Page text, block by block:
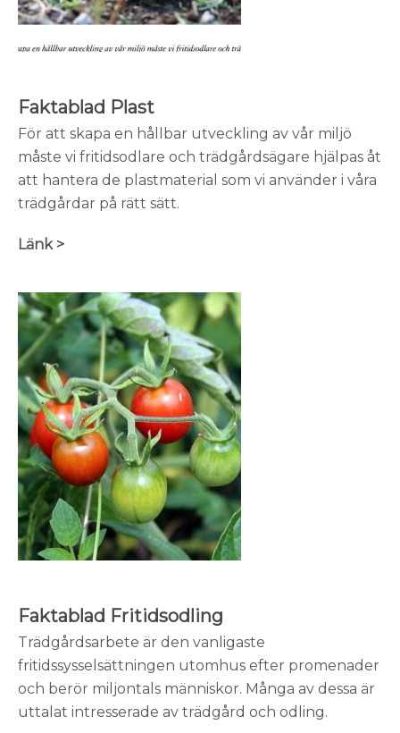
Faktablad Plast
För att skapa en hållbar utveckling av vår miljö
måste vi fritidsodlare och trädgårdsägare hjälpas åt
att hantera de plastmaterial som vi använder i våra
trädgårdar på rätt sätt.
Länk >
Faktablad Fritidsodling
Trädgårdsarbete är den vanligaste
fritidssysselsättningen utomhus efter promenader
och berör miljontals människor. Många av dessa är
uttalat intresserade av trädgård och odling.